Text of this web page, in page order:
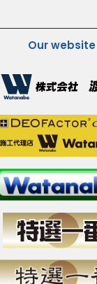
Our website